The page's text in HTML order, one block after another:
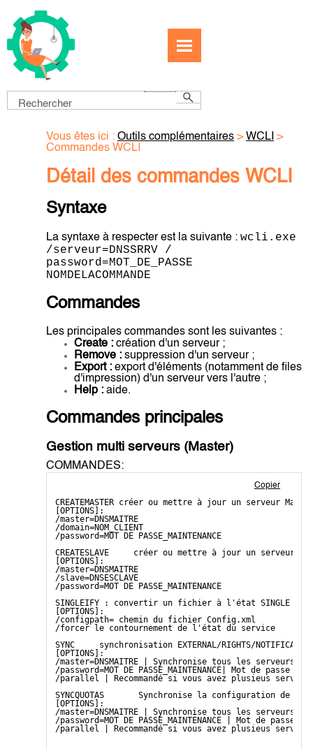
Vous êtes ici : Outils complémentaires > WCLI >
Commandes WCLI
Détail des commandes WCLI
Syntaxe
La syntaxe à respecter est la suivante : wcli.exe
/serveur=DNSSRRV /
password=MOT_DE_PASSE
NOMDELACOMMANDE
Commandes
Les principales commandes sont les suivantes :
Create : création d'un serveur ;
Remove : suppression d'un serveur ;
Export : export d'éléments (notamment de files
d'impression) d'un serveur vers l'autre ;
Help : aide.
Commandes principales
Gestion multi serveurs (Master)
COMMANDES:
Copier
CREATEMASTER créer ou mettre à jour un serveur
[OPTIONS]:
/master=DNSMAITRE
/domain=NOM_CLIENT
/password=MOT DE PASSE_MAINTENANCE
CREATESLAVE     créer ou mettre à jour un serveur
[OPTIONS]:
/master=DNSMAITRE
/slave=DNSESCLAVE
/password=MOT DE PASSE_MAINTENANCE
SINGLEIFY : convertir un fichier à l'état SINGLE
[OPTIONS]:
/configpath= chemin du fichier Config.xml
/forcer le contournement de l'état du service
SYNC     synchronisation EXTERNAL/RIGHTS/
[OPTIONS]:
/master=DNSMAITRE | Synchronise tous les serveurs
/password=MOT DE PASSE_MAINTENANCE| Mot de passe
/parallel | Recommandé si vous avez plusieus
SYNCQUOTAS       Synchronise la configuration
[OPTIONS]:
/master=DNSMAITRE | Synchronise tous les serveurs
/password=MOT DE PASSE_MAINTENANCE | Mot de passe
/parallel | Recommandé si vous avez plusieus